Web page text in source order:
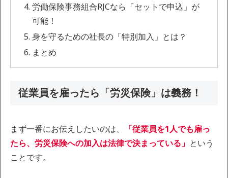
労働保険事務組合RJCなら「セットで申込」が
可能！
身を守るための社長の「特別加入」とは？
まとめ
従業員を雇ったら「労災保険」は義務！
まず一番にお伝えしたいのは、
「従業員を1人でも雇っ
たら、労災保険への加入は法律で決まっている」 という
ことです。